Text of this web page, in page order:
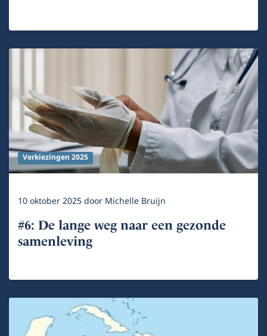
Verkiezingen 2025
10 oktober 2025door Michelle Bruijn
#6: De lange weg naar een gezonde
samenleving